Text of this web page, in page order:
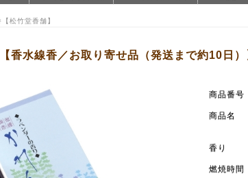
松竹堂香舗】
香水線香／お取り寄せ品（発送まで約10日）
商品番号
商品名
香り
燃焼時間